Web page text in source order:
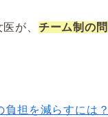
が、 チーム制の
負担を減らすには？